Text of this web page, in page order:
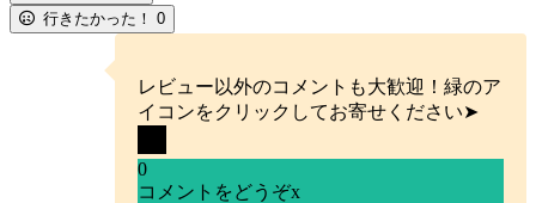
行きたかった！ 0
レビュー以外のコメントも大歓迎！緑のア
イコンをクリックしてお寄せください➤
0
コメントをどうぞx